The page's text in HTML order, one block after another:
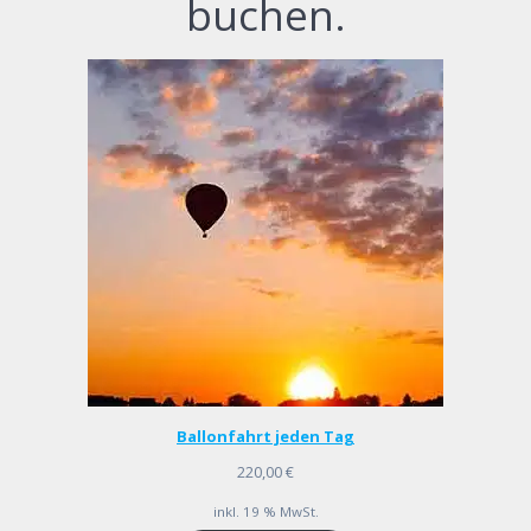
buchen.
Ballonfahrt jeden Tag
220,00€
inkl. 19 % MwSt.